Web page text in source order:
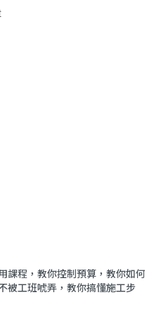
課程，教你控制預算，教你如何
被工班唬弄，教你搞懂施工步